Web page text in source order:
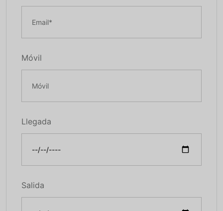
Móvil
Llegada
Salida